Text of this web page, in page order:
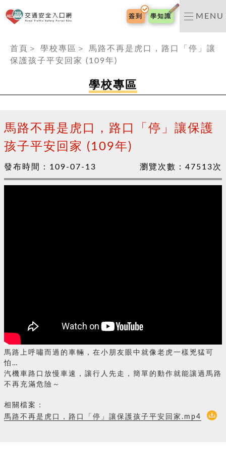
交通安全入口網
簽到 學知識 MENU
首頁 ＞ 學校專區 ＞
馬路不再是虎口，路口「停」讓
保護孩子平安回家 (109年)
學校專區
馬路不再是虎口，路口「停」讓保護
孩子平安回家 (109年)
發布時間： 109-07-13 瀏覽次數： 47513次
馬路上呼嘯而過的車輛，在小朋友眼中就像老虎一樣兇猛可
怕…
汽機車路口放慢車速，讓行人先走，簡單的動作就能讓過馬路
不再充滿危險～
相關檔案：
馬路不再是虎口，路口「停」讓保護孩子平安回家.mp4